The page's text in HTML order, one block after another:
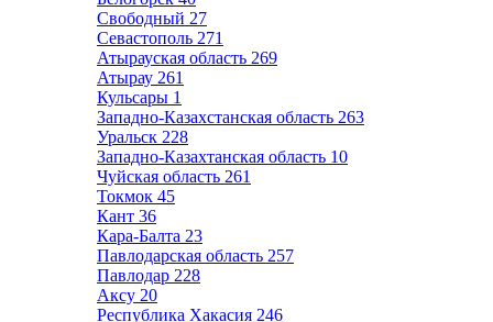
Свободный 27
Севастополь 271
Атырауская область 269
Атырау 261
Кульсары 1
Западно-Казахстанская область 263
Уральск 228
Западно-Казахтанская область 10
Чуйская область 261
Токмок 45
Кант 36
Кара-Балта 23
Павлодарская область 257
Павлодар 228
Аксу 20
Республика Хакасия 246